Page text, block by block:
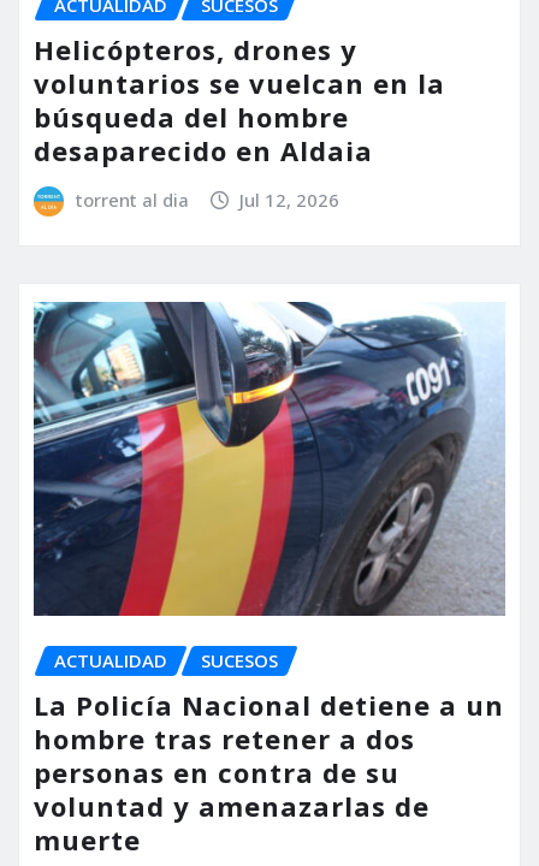
Helicópteros, drones y
voluntarios se vuelcan en la
búsqueda del hombre
desaparecido en Aldaia
torrent al dia Jul 12, 2026
ACTUALIDAD SUCESOS
La Policía Nacional detiene a un
hombre tras retener a dos
personas en contra de su
voluntad y amenazarlas de
muerte